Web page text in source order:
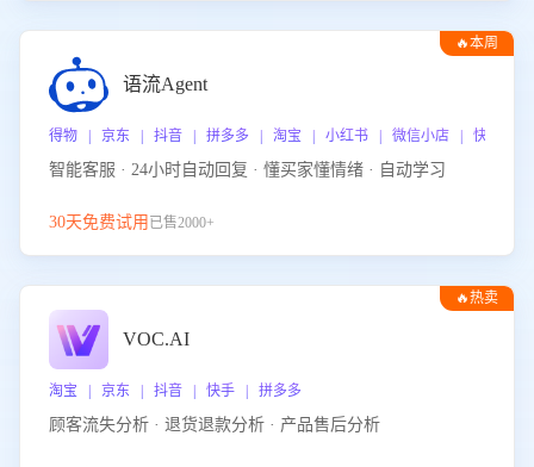
🔥本周
语流Agent
得物 | 京东 | 抖音 | 拼多多 | 淘宝 | 小红书 | 微信小店 | 快手 |
智能客服 · 24小时自动回复 · 懂买家懂情绪 · 自动学习
30天免费试用 已售2000+
🔥热卖
VOC.AI
淘宝 | 京东 | 抖音 | 快手 | 拼多多
顾客流失分析 · 退货退款分析 · 产品售后分析